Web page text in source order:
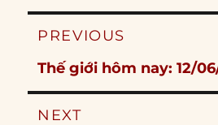
Post
PREVIOUS
Previous
post:
Thế giới hôm nay: 12/
NEXT